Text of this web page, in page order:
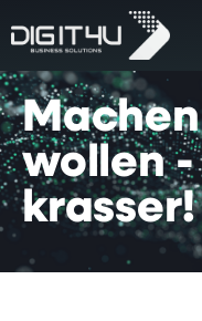
Machen
wollen -
krasser!